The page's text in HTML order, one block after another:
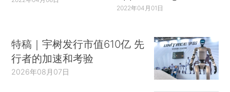
2022年04月01日
特稿｜宇树发行市值610亿 先
行者的加速和考验
2026年08月07日